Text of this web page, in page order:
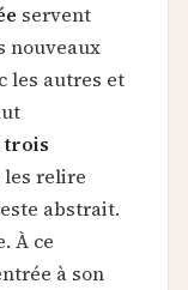
servent
nouveaux
les autres et
trois
les relire
abstrait.
À ce
à son